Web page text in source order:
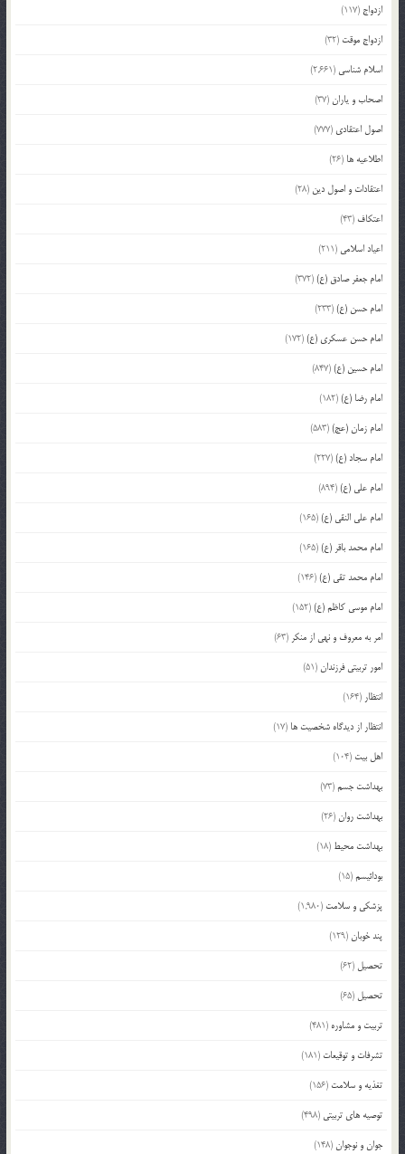
ازدواج (117)
ازدواج موقت (32)
اسلام شناسی (2,661)
اصحاب و یاران(37)
اصول اعتقادی (777)
اطلاعیه ها (26)
اعتقادات و اصول دین (28)
اعتکاف (43)
اعیاد اسلامی (211)
امام جعفر صادق (ع)(372)
امام حسن (ع)(233)
امام حسن عسکری (ع)(172)
امام حسین (ع)(847)
امام رضا (ع)(182)
امام زمان (عج)(583)
امام سجاد (ع)(227)
امام علی (ع)(894)
امام علی النقی (ع)(165)
امام محمد باقر (ع)(165)
امام محمد تقی (ع)(146)
امام موسی کاظم (ع)(152)
امر به معروف و نهی از منکر (63)
امور تربیتی فرزندان(51)
انتظار (164)
انتظار از دیدگاه شخصیت ها (17)
اهل بیت (104)
بهداشت جسم(73)
بهداشت روان(26)
بهداشت محیط (18)
بودائیسم(15)
پزشکی و سلامت (1,980)
پند خوبان(129)
تحصیل (62)
تحصیل (65)
تربیت و مشاوره (481)
تشرفات و توقیعات (181)
تغذیه و سلامت (156)
توصیه های تربیتی (498)
جوان و نوجوان(148)